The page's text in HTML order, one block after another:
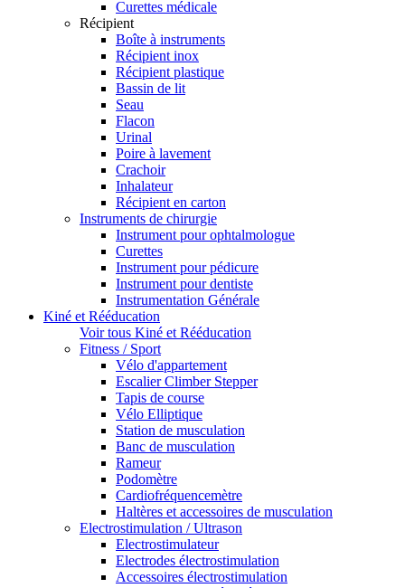
Curettes médicale
Récipient
Boîte à instruments
Récipient inox
Récipient plastique
Bassin de lit
Seau
Flacon
Urinal
Poire à lavement
Crachoir
Inhalateur
Récipient en carton
Instruments de chirurgie
Instrument pour ophtalmologue
Curettes
Instrument pour pédicure
Instrument pour dentiste
Instrumentation Générale
Kiné et Rééducation
Voir tous Kiné et Rééducation
Fitness / Sport
Vélo d'appartement
Escalier Climber Stepper
Tapis de course
Vélo Elliptique
Station de musculation
Banc de musculation
Rameur
Podomètre
Cardiofréquencemètre
Haltères et accessoires de musculation
Electrostimulation / Ultrason
Electrostimulateur
Electrodes électrostimulation
Accessoires électrostimulation